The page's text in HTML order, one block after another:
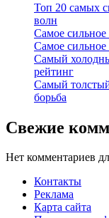
Топ 20 самых
волн
Самое
Самое сильное
Самый
рейтинг
Самый
борьба
Свежие
Нет комментариев
Контакты
Реклама
Карта сайта